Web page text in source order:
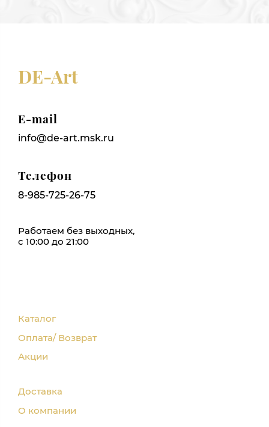
DE-Art
E-mail
info@de-art.msk.ru
Телефон
8-985-725-26-75
Работаем без выходных,
с 10:00 до 21:00
Каталог
Оплата/ Возврат
Акции
Доставка
О компании